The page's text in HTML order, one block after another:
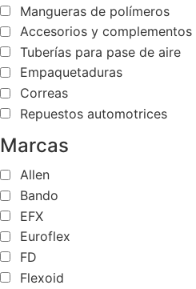
Mangueras de polímeros
Accesorios y complementos
Tuberías para pase de aire
Empaquetaduras
Correas
Repuestos automotrices
Marcas
Allen
Bando
EFX
Euroflex
FD
Flexoid